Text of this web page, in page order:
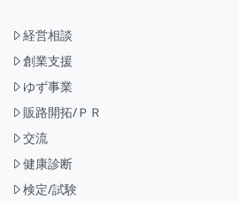
経営相談
創業支援
ゆず事業
販路開拓/ＰＲ
交流
健康診断
検定/試験